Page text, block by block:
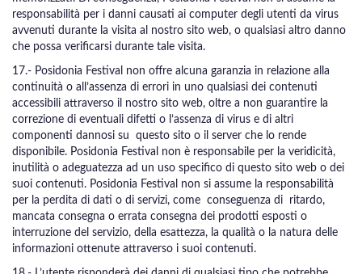
responsabilità per i danni causati ai computer degli utenti da virus
avvenuti durante la visita al nostro sito web, o qualsiasi altro danno
che possa verificarsi durante tale visita.
17.- Posidonia Festival non offre alcuna garanzia in relazione alla
continuità o all’assenza di errori in uno qualsiasi dei contenuti
accessibili attraverso il nostro sito web, oltre a non guarantire la
correzione di eventuali difetti o l’assenza di virus e di altri
componenti dannosi su questo sito o il server che lo rende
disponibile. Posidonia Festival non è responsabile per la veridicità,
inutilità o adeguatezza ad un uso specifico di questo sito web o dei
suoi contenuti. Posidonia Festival non si assume la responsabilità
per la perdita di dati o di servizi, come conseguenza di ritardo,
mancata consegna o errata consegna dei prodotti esposti o
interruzione del servizio, della esattezza, la qualità o la natura delle
informazioni ottenute attraverso i suoi contenuti.